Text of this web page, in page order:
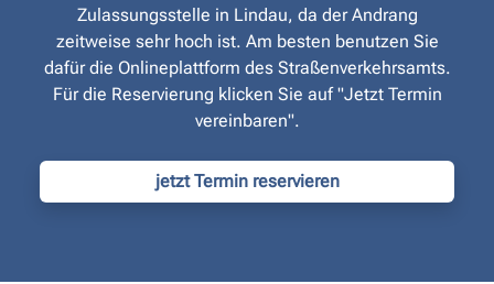
Zulassungsstelle in Lindau, da der Andrang
zeitweise sehr hoch ist. Am besten benutzen Sie
dafür die Onlineplattform des Straßen­verkehrsamts.
Für die Reservierung klicken Sie auf "Jetzt Termin
vereinbaren".
jetzt Termin reservieren